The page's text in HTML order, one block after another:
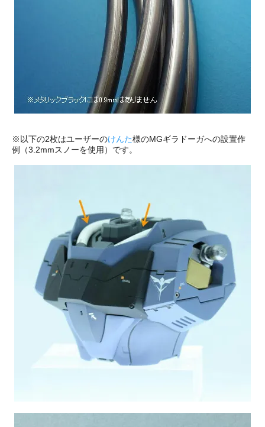
※以下の2枚はユーザーのけんた様のMGギラドーガへの設置作
例（3.2mmスノーを使用）です。